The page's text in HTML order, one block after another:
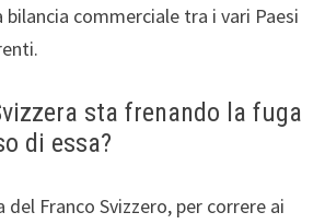
commerciale tra i vari Paesi
sta frenando la fuga
di essa?
del Franco Svizzero, per correre ai